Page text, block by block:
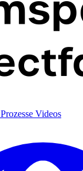
Prozesse Videos